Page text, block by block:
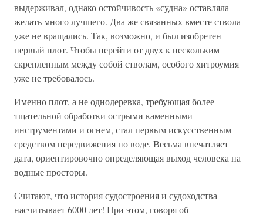
выдерживал, однако остойчивость «судна» оставляла
желать много лучшего. Два же связанных вместе ствола
уже не вращались. Так, возможно, и был изобретен
первый плот. Чтобы перейти от двух к нескольким
скрепленным между собой стволам, особого хитроумия
уже не требовалось.
Именно плот, а не однодеревка, требующая более
тщательной обработки острыми каменными
инструментами и огнем, стал первым искусственным
средством передвижения по воде. Весьма впечатляет
дата, ориентировочно определяющая выход человека на
водные просторы.
Считают, что история судостроения и судоходства
насчитывает 6000 лет! При этом, говоря об